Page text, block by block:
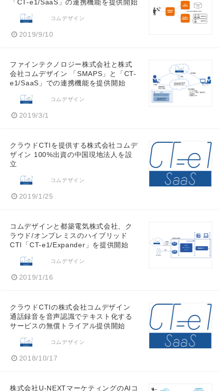
「CT-e1/SaaS」の連携機能を提供開始
コムデザイン
2019/9/10
ファインテクノロジー株式会社と株式
会社コムデザイン 「SMAPS」と「CT-
e1/SaaS」での連携機能を提供開始
コムデザイン
2019/3/1
クラウドCTIを提供する株式会社コムデ
ザイン 100%出資の中国現地法人を設
立
コムデザイン
2019/1/25
コムデザインと都築電気株式会社、ク
ラウド/オンプレミスのハイブリッド
CTI「CT-e1/Expander」を提供開始
コムデザイン
2019/1/16
クラウドCTIの株式会社コムデザイン
通話録音を音声認識でテキスト化する
サービスの無償トライアル提供開始
コムデザイン
2018/10/17
株式会社U-NEXTマーケティングのAIコ